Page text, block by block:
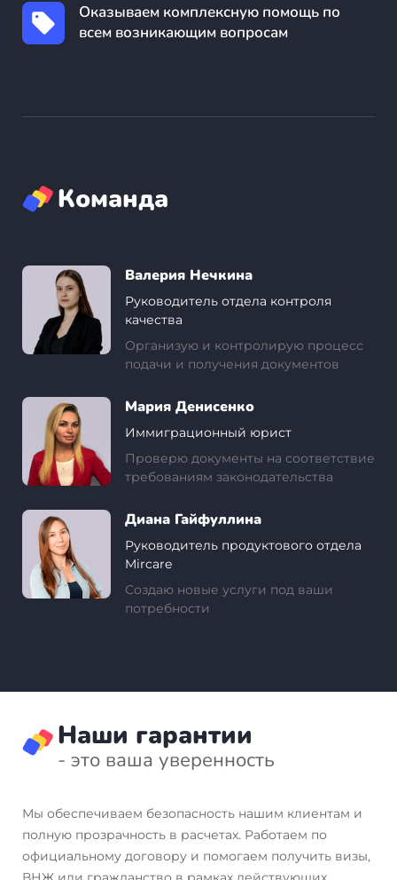
Оказываем комплексную помощь по
всем возникающим вопросам
Команда
Валерия Нечкина
Руководитель отдела контроля
качества
Организую и контролирую процесс
подачи и получения документов
Мария Денисенко
Иммиграционный юрист
Проверю документы на соответствие
требованиям законодательства
Диана Гайфуллина
Руководитель продуктового отдела
Mircare
Создаю новые услуги под ваши
потребности
Наши гарантии
- это ваша уверенность
Мы обеспечиваем безопасность нашим клиентам и
полную прозрачность в расчетах. Работаем по
официальному договору и помогаем получить визы,